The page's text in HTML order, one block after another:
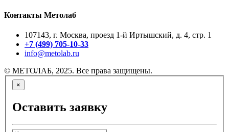
Контакты Метолаб
107143, г. Москва, проезд 1-й Иртышский, д. 4, стр. 1
+7 (499) 705-10-33
info@metolab.ru
© МЕТОЛАБ, 2025. Все права защищены.
×
Оставить заявку